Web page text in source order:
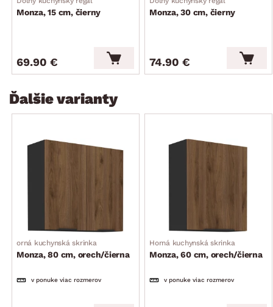
Monza, 15 cm, čierny
69.90 €
Monza, 30 cm, čierny
74.90 €
Ďalšie varianty
orná kuchynská skrinka
Monza, 80 cm, orech/čierna
v ponuke viac rozmerov
Horná kuchynská skrinka
Monza, 60 cm, orech/čierna
v ponuke viac rozmerov